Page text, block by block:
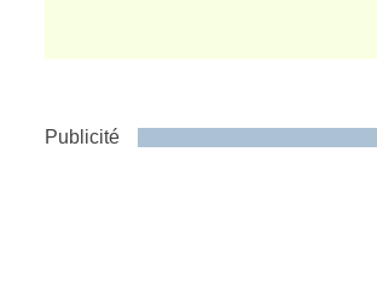
Publicité